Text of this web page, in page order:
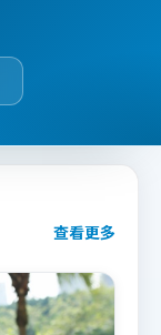
查看更多